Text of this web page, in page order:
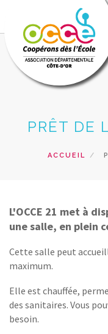
FEDERATION OCCE
ACCÈS RÉSERVÉ
RECHERCHER
PRÊT DE
ACCUEIL
L'OCCE 21 met à
une salle, en plein
Cette salle peut
maximum.
Elle est chauffée,
des sanitaires. Vous
besoin.